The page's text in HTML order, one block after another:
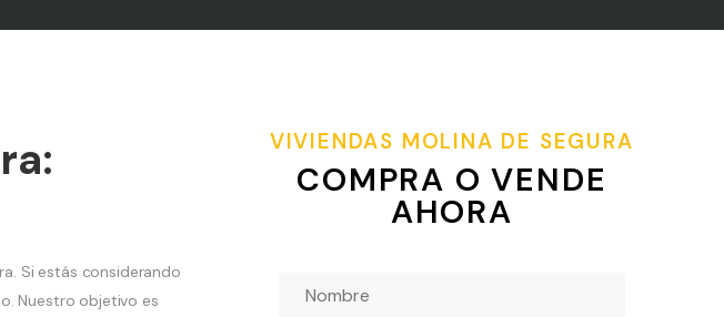
Si estás considerando
Nuestro objetivo es
VIVIENDAS MOLINA DE SEGURA
COMPRA O VENDE
AHORA